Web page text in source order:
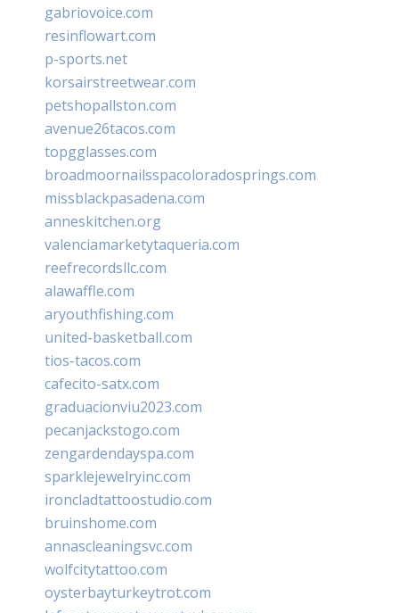
gabriovoice.com
resinflowart.com
p-sports.net
korsairstreetwear.com
petshopallston.com
avenue26tacos.com
topgglasses.com
broadmoornailsspacoloradosprings.com
missblackpasadena.com
anneskitchen.org
valenciamarketytaqueria.com
reefrecordsllc.com
alawaffle.com
aryouthfishing.com
united-basketball.com
tios-tacos.com
cafecito-satx.com
graduacionviu2023.com
pecanjackstogo.com
zengardendayspa.com
sparklejewelryinc.com
ironcladtattoostudio.com
bruinshome.com
annascleaningsvc.com
wolfcitytattoo.com
oysterbayturkeytrot.com